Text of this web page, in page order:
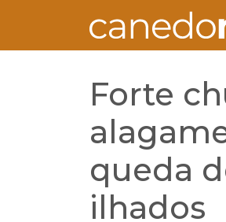
Forte
queda
ilhados